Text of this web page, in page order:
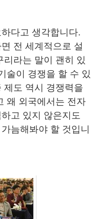
다고 생각합니다.
전 세계적으로 설
리라는 말이 괜히 있
술이 경쟁을 할 수 있
제도 역시 경쟁력을
왜 외국에서는 전자
고 있지 않은지도
늠해봐야 할 것입니